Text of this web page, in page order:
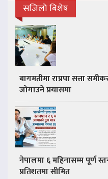
सजिलो बिशेष
बागमतीमा राप्रपा सत्ता
जोगाउने प्रयासमा
नेपालमा ६ महिनासम्म पूर्ण
प्रतिशतमा सीमित